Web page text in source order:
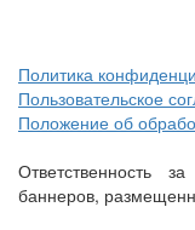
Политика
Пользовательское
Положение об
Ответственность
баннеров,